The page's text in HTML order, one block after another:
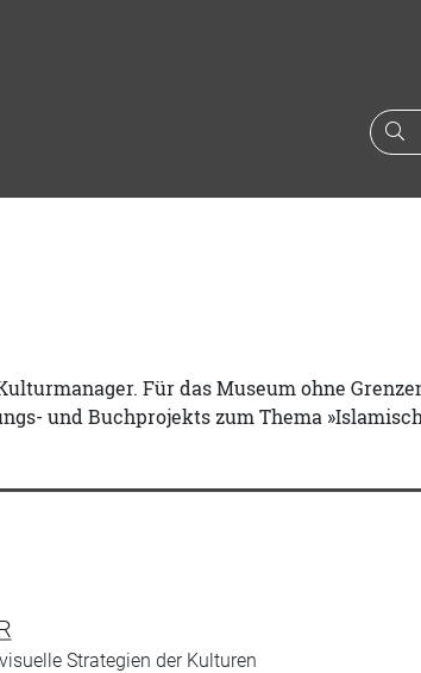
Für das Museum ohne
und Buchprojekts zum Thema
Strategien der Kulturen